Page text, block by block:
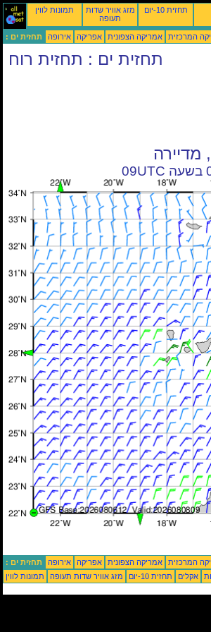
תמונות לווין
מזג אוויר שדות
תעופה
תחזית 10-יום
תחזית ים : אירופה אפריקה אמריקה הצפונית המרכזית
תחזית ים : תחזית רוח
מדיירה
תחזית ים : אירופה אפריקה אמריקה הצפונית המרכזית
תמונות לווין
מזג אוויר שדות תעופה תחזית 10-יום אקלים